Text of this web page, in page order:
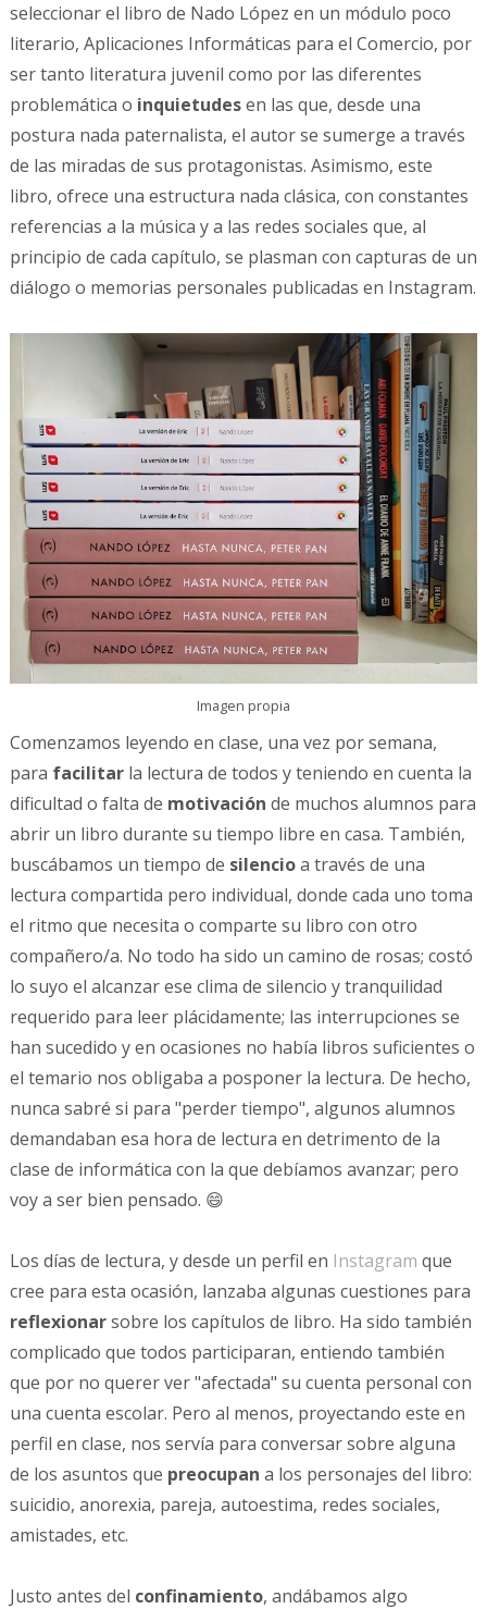
seleccionar el libro de Nado López en un módulo poco
literario, Aplicaciones Informáticas para el Comercio, por
ser tanto literatura juvenil como por las diferentes
problemática o inquietudesen las que, desde una
postura nada paternalista, el autor se sumerge a través
de las miradas de sus protagonistas. Asimismo, este
libro, ofrece una estructura nada clásica, con constantes
referencias a la música y a las redes sociales que, al
principio de cada capítulo, se plasman con capturas de un
diálogo o memorias personales publicadas en Instagram.
Imagen propia
Comenzamos leyendo en clase, una vez por semana,
para facilitar la lectura de todos y teniendo en cuenta la
dificultad o falta de motivación de muchos alumnos para
abrir un libro durante su tiempo libre en casa. También,
buscábamos un tiempo de silencioa través de una
lectura compartida pero individual, donde cada uno toma
el ritmo que necesita o comparte su libro con otro
compañero/a. No todo ha sido un camino de rosas; costó
lo suyo el alcanzar ese clima de silencio y tranquilidad
requerido para leer plácidamente; las interrupciones se
han sucedido y en ocasiones no había libros suficientes o
el temario nos obligaba a posponer la lectura. De hecho,
nunca sabré si para "perder tiempo", algunos alumnos
demandaban esa hora de lectura en detrimento de la
clase de informática con la que debíamos avanzar; pero
voy a ser bien pensado. 😄
Los días de lectura, y desde un perfil en Instagram que
cree para esta ocasión, lanzaba algunas cuestiones para
reflexionarsobre los capítulos de libro. Ha sido también
complicado que todos participaran, entiendo también
que por no querer ver "afectada" su cuenta personal con
una cuenta escolar. Pero al menos, proyectando este en
perfil en clase, nos servía para conversar sobre alguna
de los asuntos que preocupan a los personajes del libro:
suicidio, anorexia, pareja, autoestima, redes sociales,
amistades, etc.
Justo antes del confinamiento, andábamos algo